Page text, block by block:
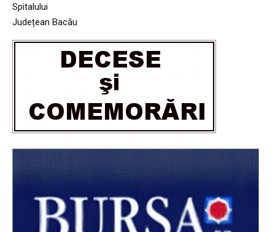
Spitalului
Județean Bacău